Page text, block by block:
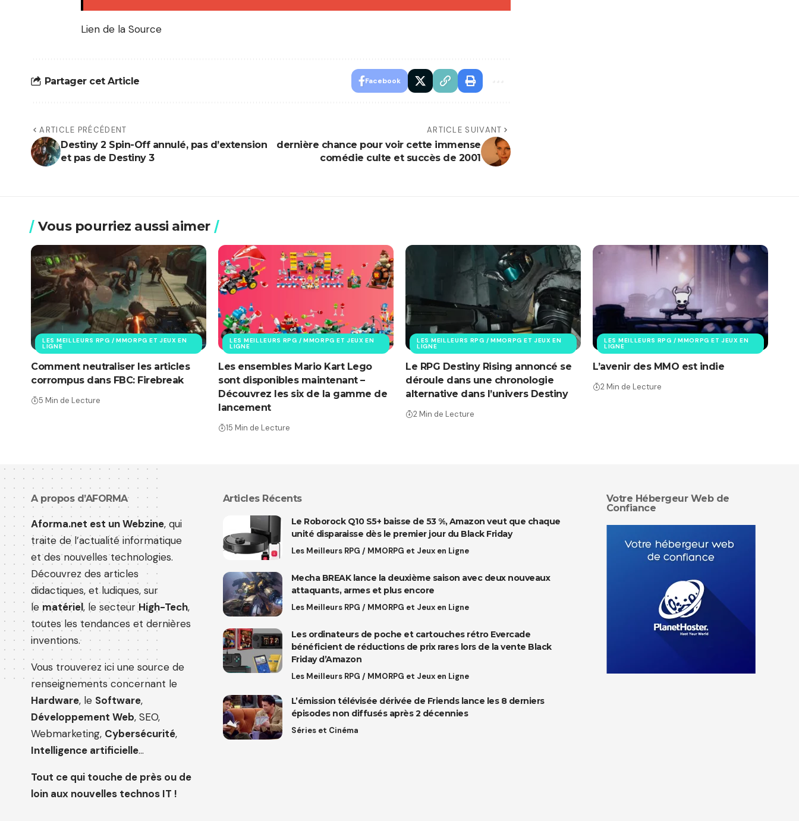
Lien de la Source
Partager cet Article Facebook
ARTICLE PRÉCÉDENT
Destiny 2 Spin-Off annulé, pas d’extension
et pas de Destiny 3
ARTICLE SUIVANT
dernière chance pour voir cette immense
comédie culte et succès de 2001
Vous pourriez aussi aimer
LES MEILLEURS RPG / MMORPG ET JEUX EN
LIGNE
Comment neutraliser les articles
corrompus dans FBC: Firebreak
5 Min de Lecture
LES MEILLEURS RPG / MMORPG ET JEUX EN
LIGNE
Les ensembles Mario Kart Lego
sont disponibles maintenant –
Découvrez les six de la gamme de
lancement
15 Min de Lecture
LES MEILLEURS RPG / MMORPG ET JEUX EN
LIGNE
Le RPG Destiny Rising annoncé se
déroule dans une chronologie
alternative dans l’univers Destiny
2 Min de Lecture
LES MEILLEURS RPG / MMORPG ET JEUX EN
LIGNE
L’avenir des MMO est indie
2 Min de Lecture
A propos d’AFORMA
Aforma.net est un Webzine, qui
traite de l’actualité informatique
et des nouvelles technologies.
Découvrez des articles
didactiques, et ludiques, sur
le matériel, le secteurHigh-Tech,
toutes les tendances et dernières
inventions.
Vous trouverez ici une source de
renseignements concernant le
Hardware, le Software,
Développement Web, SEO,
Webmarketing, Cybersécurité,
Intelligence artificielle…
Tout ce qui touche de près ou de
loin aux nouvelles technos IT !
Articles Récents
Le Roborock Q10 S5+ baisse de 53 %, Amazon veut que chaque
unité disparaisse dès le premier jour du Black Friday
Les Meilleurs RPG / MMORPG et Jeux en Ligne
Mecha BREAK lance la deuxième saison avec deux nouveaux
attaquants, armes et plus encore
Les Meilleurs RPG / MMORPG et Jeux en Ligne
Les ordinateurs de poche et cartouches rétro Evercade
bénéficient de réductions de prix rares lors de la vente Black
Friday d’Amazon
Les Meilleurs RPG / MMORPG et Jeux en Ligne
L’émission télévisée dérivée de Friends lance les 8 derniers
épisodes non diffusés après 2 décennies
Séries et Cinéma
Votre Hébergeur Web de
Confiance